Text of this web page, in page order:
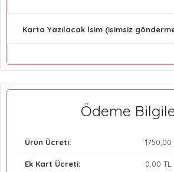
Karta Yazılacak İsim (isimsiz
Ödeme
Ürün Ücreti: 1750 ,00
Ek Kart Ücreti: 0 ,00 TL